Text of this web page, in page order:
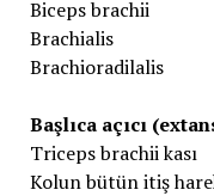
Biceps brachii
Brachialis
Brachioradilalis
Başlıca açıcı
Triceps brachii kası
Kolun bütün itiş